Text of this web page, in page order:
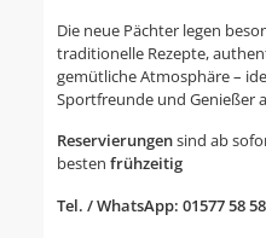
Die neue Pächter legen
traditionelle Rezepte,
gemütliche Atmosphäre –
Sportfreunde und Genießer
Reservierungensind ab
besten frühzeitig
Tel. / WhatsApp: 01577 58